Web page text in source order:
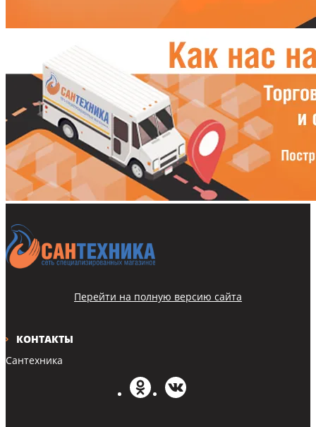
КОНТАКТЫ
Сантехника
Перейти на полную версию сайта